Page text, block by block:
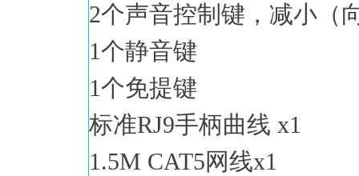
2个声音控制键，减小（
1个静音键
1个免提键
标准RJ9手柄曲线 x1
1.5M CAT5网线x1